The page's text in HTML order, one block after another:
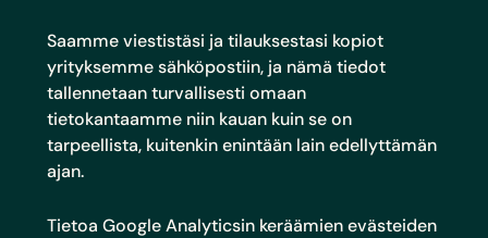
Saamme viestistäsi ja tilauksestasi kopiot
yrityksemme sähköpostiin, ja nämä tiedot
tallennetaan turvallisesti omaan
tietokantaamme niin kauan kuin se on
tarpeellista, kuitenkin enintään lain edellyttämän
ajan.
Tietoa Google Analyticsin keräämien evästeiden